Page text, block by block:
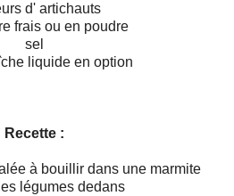
d' artichauts
frais ou en poudre
sel
liquide en option
Recette :
à bouillir dans une marmite
légumes dedans